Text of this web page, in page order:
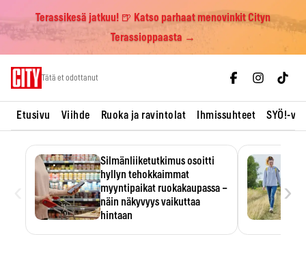
Terassikesä jatkuu! 🍺 Katso parhaat menovinkit Cityn
Terassioppaasta →
Tätä et odottanut
Etusivu Viihde Ruoka ja ravintolat Ihmissuhteet SYÖ!-
Silmänliiketutkimus osoitti
hyllyn tehokkaimmat
myyntipaikat ruokakaupassa –
näin näkyvyys vaikuttaa
hintaan
›